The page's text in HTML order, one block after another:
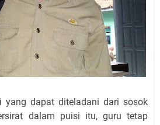
yang dapat diteladani dari sosok
dalam puisi itu, guru tetap